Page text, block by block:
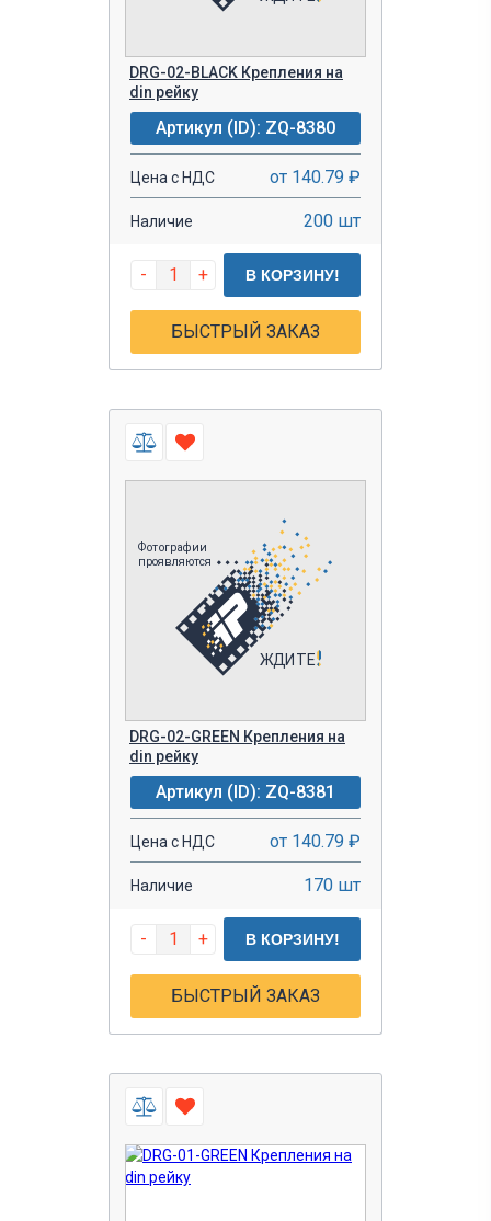
DRG-02-BLACK Крепления на
din рейку
Артикул (ID): ZQ-8380
Цена с НДС от 140.79 ₽
Наличие 200 шт
- + В КОРЗИНУ!
БЫСТРЫЙ ЗАКАЗ
DRG-02-GREEN Крепления на
din рейку
Артикул (ID): ZQ-8381
Цена с НДС от 140.79 ₽
Наличие 170 шт
- + В КОРЗИНУ!
БЫСТРЫЙ ЗАКАЗ